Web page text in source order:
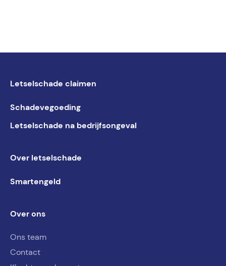
Letselschade claimen
Schadevegoeding
Letselschade na bedrijfsongeval
Over letselschade
Smartengeld
Over ons
Ons team
Contact